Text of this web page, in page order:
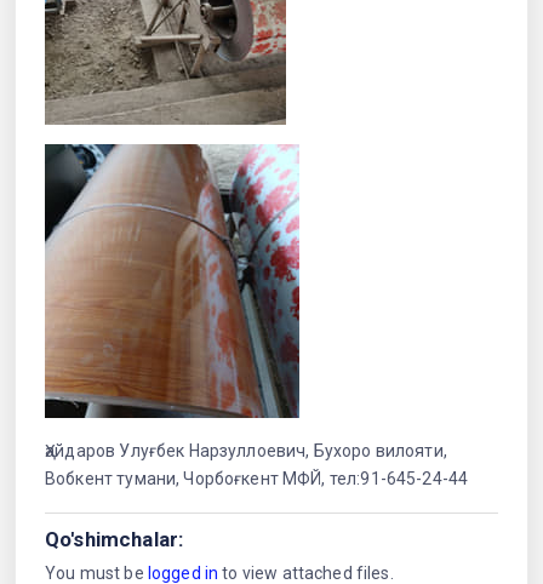
Ҳайдаров Улуғбек Нарзуллоевич, Бухоро вилояти,
Вобкент тумани, Чорбоғкент МФЙ, тел:91-645-24-44
Qo'shimchalar:
You must be logged in to view attached files.